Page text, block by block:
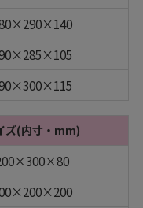
ズ(内寸・mm)